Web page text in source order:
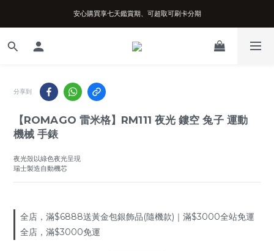
台南實體店面、兩年機芯保固、開立發票
安心購買享七天鑑賞期、可超取可刷卡分期
台南實體店面、兩年機芯保固、開立發票
分享到
【ROMAGO 雷米格】RM111 夜光 鏤空 兔子 運動
機械 手錶
夜光殼以綠色夜光呈現
瑞士製造自動機芯
全店，滿$6888送黃金包銀飾品(隨機款)｜滿$3000全站免運
全店，滿$3000免運